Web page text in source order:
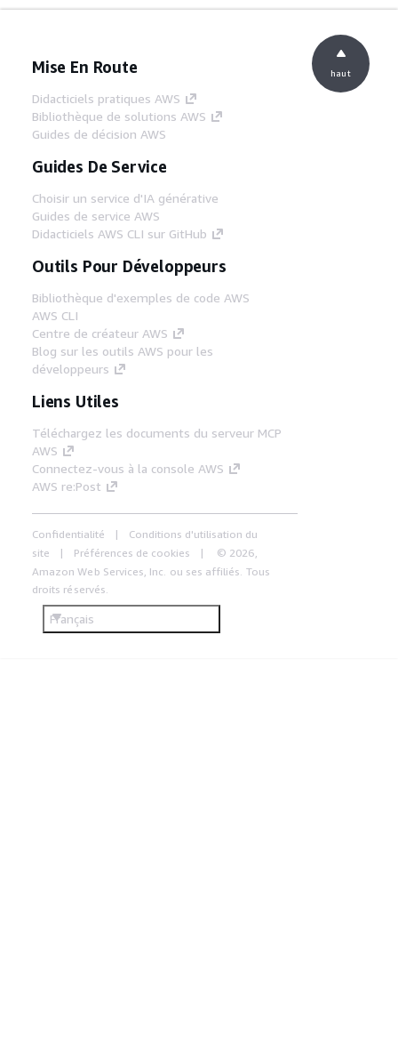
Mise En Route
Didacticiels pratiques AWS
Bibliothèque de solutions AWS
Guides de décision AWS
Guides De Service
Choisir un service d'IA générative
Guides de service AWS
Didacticiels AWS CLI sur GitHub
Outils Pour Développeurs
Bibliothèque d'exemples de code AWS
AWS CLI
Centre de créateur AWS
Blog sur les outils AWS pour les
développeurs
Liens Utiles
Téléchargez les documents du serveur MCP
AWS
Connectez-vous à la console AWS
AWS re:Post
Confidentialité
Conditions d'utilisation du
site
Préférences de cookies
© 2026,
Amazon Web Services, Inc. ou ses affiliés. Tous
droits réservés.
Français
haut